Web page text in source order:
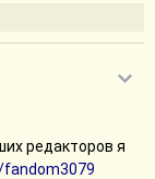
редакторов я